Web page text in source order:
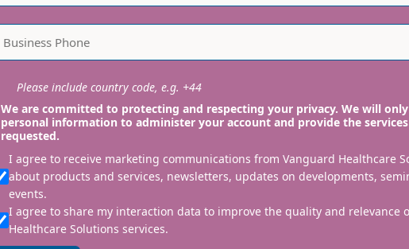
Please include country code, e.g. +44
We are committed to protecting and respecting your privacy. We will
personal information to administer your account and provide the services
requested.
I agree to receive marketing communications from Vanguard Healthcare
about products and services, newsletters, updates on developments,
events.
I agree to share my interaction data to improve the quality and relevance
Healthcare Solutions services.